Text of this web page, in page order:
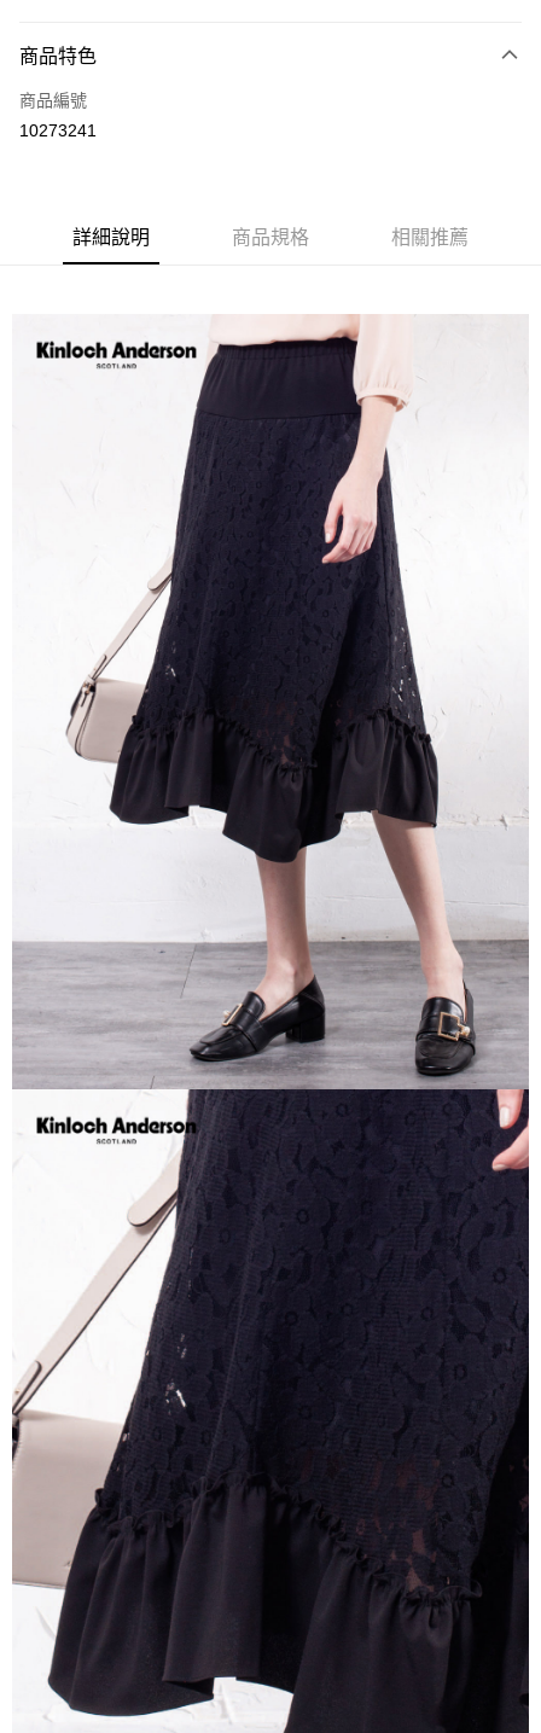
信用卡一次付款
LINE Pay
運送方式
每筆NT$60，滿NT$1,000(含以上)免運費
每筆NT$60，滿NT$1,000(含以上)免運費
商品特色
商品編號
10273241
詳細說明 商品規格 相關推薦